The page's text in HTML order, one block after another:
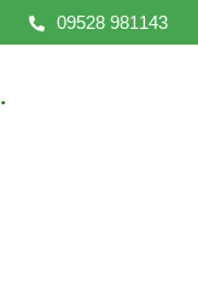
09528 981143